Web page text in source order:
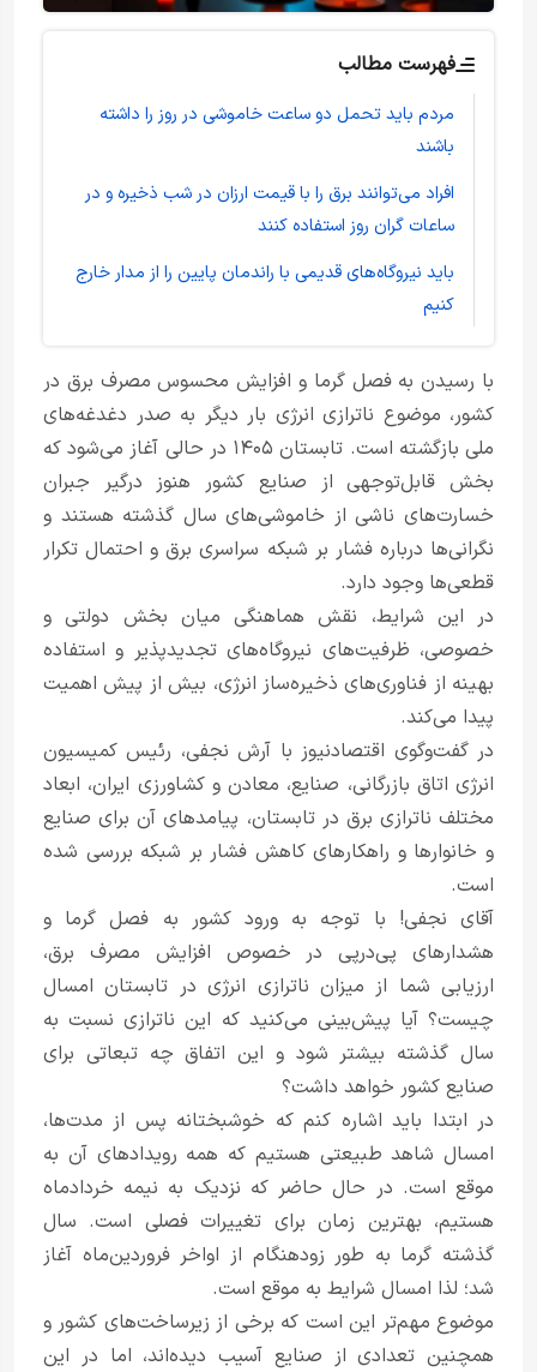
فهرست مطالب
مردم باید تحمل دو ساعت خاموشی در روز را داشته
باشند
افراد می‌توانند برق را با قیمت ارزان در شب ذخیره و در
ساعات گران روز استفاده کنند
باید نیروگاه‌های قدیمی با راندمان پایین را از مدار خارج
کنیم
با رسیدن به فصل گرما و افزایش محسوس مصرف برق در
کشور، موضوع ناترازی انرژی بار دیگر به صدر دغدغه‌های
ملی بازگشته است. تابستان ۱۴۰۵ در حالی آغاز می‌شود که
بخش قابل‌توجهی از صنایع کشور هنوز درگیر جبران
خسارت‌های ناشی از خاموشی‌های سال گذشته هستند و
نگرانی‌ها درباره فشار بر شبکه سراسری برق و احتمال تکرار
قطعی‌ها وجود دارد.
در این شرایط، نقش هماهنگی میان بخش دولتی و
خصوصی، ظرفیت‌های نیروگاه‌های تجدیدپذیر و استفاده
بهینه از فناوری‌های ذخیره‌ساز انرژی، بیش از پیش اهمیت
پیدا می‌کند.
در گفت‌وگوی اقتصادنیوز با آرش نجفی، رئیس کمیسیون
انرژی اتاق بازرگانی، صنایع، معادن و کشاورزی ایران، ابعاد
مختلف ناترازی برق در تابستان، پیامدهای آن برای صنایع
و خانوارها و راهکارهای کاهش فشار بر شبکه بررسی شده
است.
آقای نجفی! با توجه به ورود کشور به فصل گرما و
هشدارهای پی‌درپی در خصوص افزایش مصرف برق،
ارزیابی شما از میزان ناترازی انرژی در تابستان امسال
چیست؟ آیا پیش‌بینی می‌کنید که این ناترازی نسبت به
سال گذشته بیشتر شود و این اتفاق چه تبعاتی برای
صنایع کشور خواهد داشت؟
در ابتدا باید اشاره کنم که خوشبختانه پس از مدت‌ها،
امسال شاهد طبیعتی هستیم که همه رویدادهای آن به
موقع است. در حال حاضر که نزدیک به نیمه خردادماه
هستیم، بهترین زمان برای تغییرات فصلی است. سال
گذشته گرما به طور زودهنگام از اواخر فروردین‌ماه آغاز
شد؛ لذا امسال شرایط به موقع است.
موضوع مهم‌تر این است که برخی از زیرساخت‌های کشور و
همچنین تعدادی از صنایع آسیب دیده‌اند، اما در این